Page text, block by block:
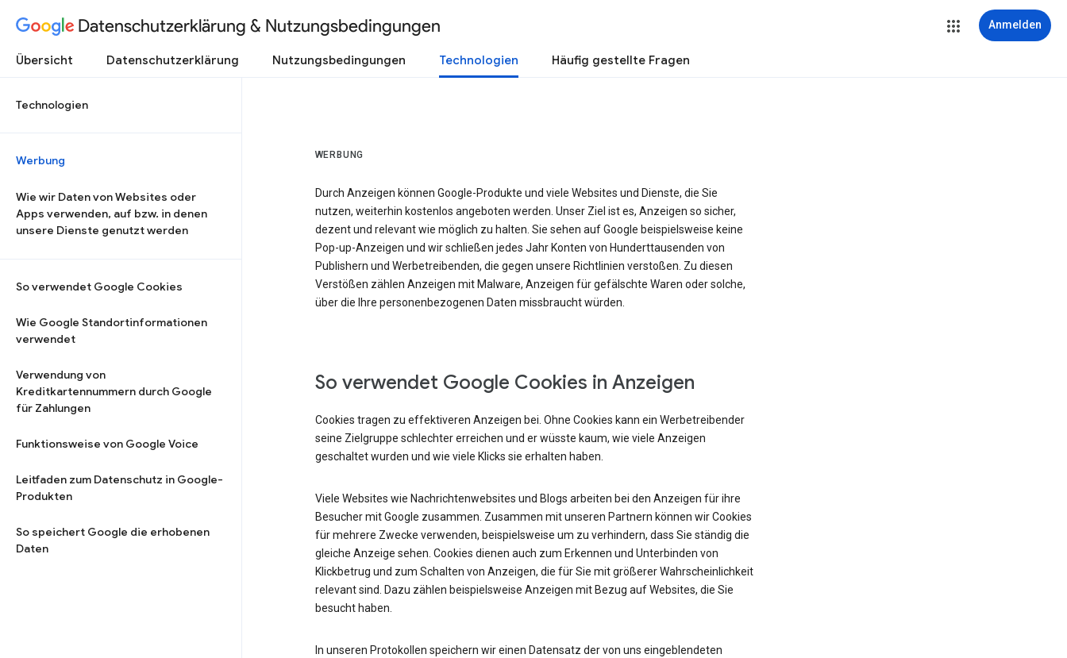
Datenschutzerklärung & Nutzungsbedingungen Anmelden
Übersicht Datenschutzerklärung Nutzungsbedingungen Technologien Häufig gestellte Fragen
Technologien
Werbung
Wie wir Daten von Websites oder
Apps verwenden, auf bzw. in denen
unsere Dienste genutzt werden
So verwendet Google Cookies
Wie Google Standortinformationen
verwendet
Verwendung von
Kreditkartennummern durch Google
für Zahlungen
Funktionsweise von Google Voice
Leitfaden zum Datenschutz in Google-
Produkten
So speichert Google die erhobenen
Daten
WERBUNG
Durch Anzeigen können Google-Produkte und viele Websites und Dienste, die Sie
nutzen, weiterhin kostenlos angeboten werden. Unser Ziel ist es, Anzeigen so sicher,
dezent und relevant wie möglich zu halten. Sie sehen auf Google beispielsweise keine
Pop-up-Anzeigen und wir schließen jedes Jahr Konten von Hunderttausenden von
Publishern und Werbetreibenden, die gegen unsere Richtlinien verstoßen. Zu diesen
Verstößen zählen Anzeigen mit Malware, Anzeigen für gefälschte Waren oder solche,
über die Ihre personenbezogenen Daten missbraucht würden.
So verwendet Google Cookies in Anzeigen
Cookies tragen zu effektiveren Anzeigen bei. Ohne Cookies kann ein Werbetreibender
seine Zielgruppe schlechter erreichen und er wüsste kaum, wie viele Anzeigen
geschaltet wurden und wie viele Klicks sie erhalten haben.
Viele Websites wie Nachrichtenwebsites und Blogs arbeiten bei den Anzeigen für ihre
Besucher mit Google zusammen. Zusammen mit unseren Partnern können wir Cookies
für mehrere Zwecke verwenden, beispielsweise um zu verhindern, dass Sie ständig die
gleiche Anzeige sehen. Cookies dienen auch zum Erkennen und Unterbinden von
Klickbetrug und zum Schalten von Anzeigen, die für Sie mit größerer Wahrscheinlichkeit
relevant sind. Dazu zählen beispielsweise Anzeigen mit Bezug auf Websites, die Sie
besucht haben.
In unseren Protokollen speichern wir einen Datensatz der von uns eingeblendeten